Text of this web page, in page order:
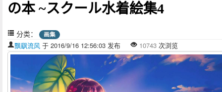
の本 ~スクール水着絵集4
分类： 画集
飘飖流风 于 2016/9/16 12:56:03 发布 10743 次浏览